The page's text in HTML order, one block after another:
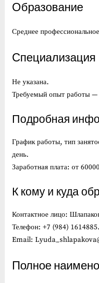
Образование
Среднее
Специализация
Не указана.
Требуемый опыт работы —
Подробная
График работы, тип
день.
Заработная плата: от
К кому и куда
Контактное лицо:
Телефон: +7 (984) 1614885.
Email:
Полное